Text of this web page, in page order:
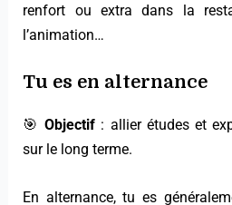
renfort ou extra dans la
l’animation…
Tu es en alternance
🎯Objectif : allier études et
sur le long terme.
En alternance, tu es